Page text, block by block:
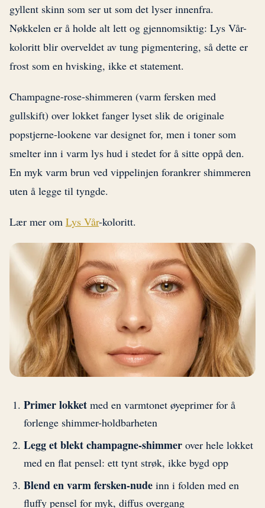
gyllent skinn som ser ut som det lyser innenfra.
Nøkkelen er å holde alt lett og gjennomsiktig: Lys Vår-
koloritt blir overveldet av tung pigmentering, så dette er
frost som en hvisking, ikke et statement.
Champagne-rose-shimmeren (varm fersken med
gullskift) over lokket fanger lyset slik de originale
popstjerne-lookene var designet for, men i toner som
smelter inn i varm lys hud i stedet for å sitte oppå den.
En myk varm brun ved vippelinjen forankrer shimmeren
uten å legge til tyngde.
Lær mer om Lys Vår-koloritt.
Primer lokket med en varmtonet øyeprimer for å
forlenge shimmer-holdbarheten
Legg et blekt champagne-shimmer over hele lokket
med en flat pensel: ett tynt strøk, ikke bygd opp
Blend en varm fersken-nude inn i folden med en
fluffy pensel for myk, diffus overgang